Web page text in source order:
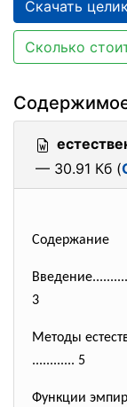
Скачать
Сколько
— 30.91 Кб (
Содержание
3
Методы
............ 5
Функции